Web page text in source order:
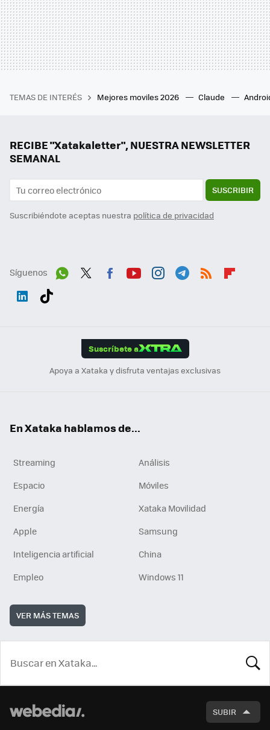
TEMAS DE INTERÉS Mejores moviles 2026 Claude
RECIBE "Xatakaletter", NUESTRA NEWSLETTER
SEMANAL
SUSCRIBIR
Suscribiéndote aceptas nuestra política de privacidad
Síguenos
Suscríbete a
Apoya a Xataka y disfruta ventajas exclusivas
En Xataka hablamos de...
Streaming
Análisis
Espacio
Móviles
Energía
Xataka Movilidad
Apple
Samsung
Inteligencia artificial
China
Empleo
Windows 11
VER MÁS TEMAS
SUBIR